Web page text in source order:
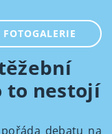
FOTOGALERIE
to nestojí
debatu na